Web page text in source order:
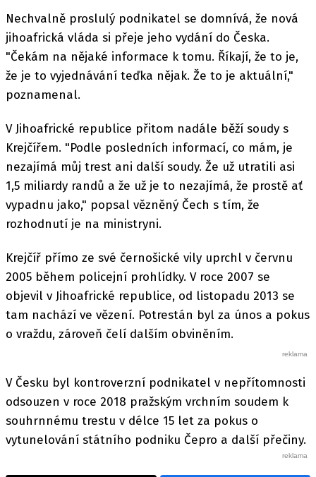
Nechvalně proslulý podnikatel se domnívá, že nová
jihoafrická vláda si přeje jeho vydání do Česka.
"Čekám na nějaké informace k tomu. Říkají, že to je,
že je to vyjednávání teďka nějak. Že to je aktuální,"
poznamenal.
V Jihoafrické republice přitom nadále běží soudy s
Krejčířem. "Podle posledních informací, co mám, je
nezajímá můj trest ani další soudy. Že už utratili asi
1,5 miliardy randů a že už je to nezajímá, že prostě ať
vypadnu jako," popsal vězněný Čech s tím, že
rozhodnutí je na ministryni.
Krejčíř přímo ze své černošické vily uprchl v červnu
2005 během policejní prohlídky. V roce 2007 se
objevil v Jihoafrické republice, od listopadu 2013 se
tam nachází ve vězení. Potrestán byl za únos a pokus
o vraždu, zároveň čelí dalším obviněním.
V Česku byl kontroverzní podnikatel v nepřítomnosti
odsouzen v roce 2018 pražským vrchním soudem k
souhrnnému trestu v délce 15 let za pokus o
vytunelování státního podniku Čepro a další přečiny.